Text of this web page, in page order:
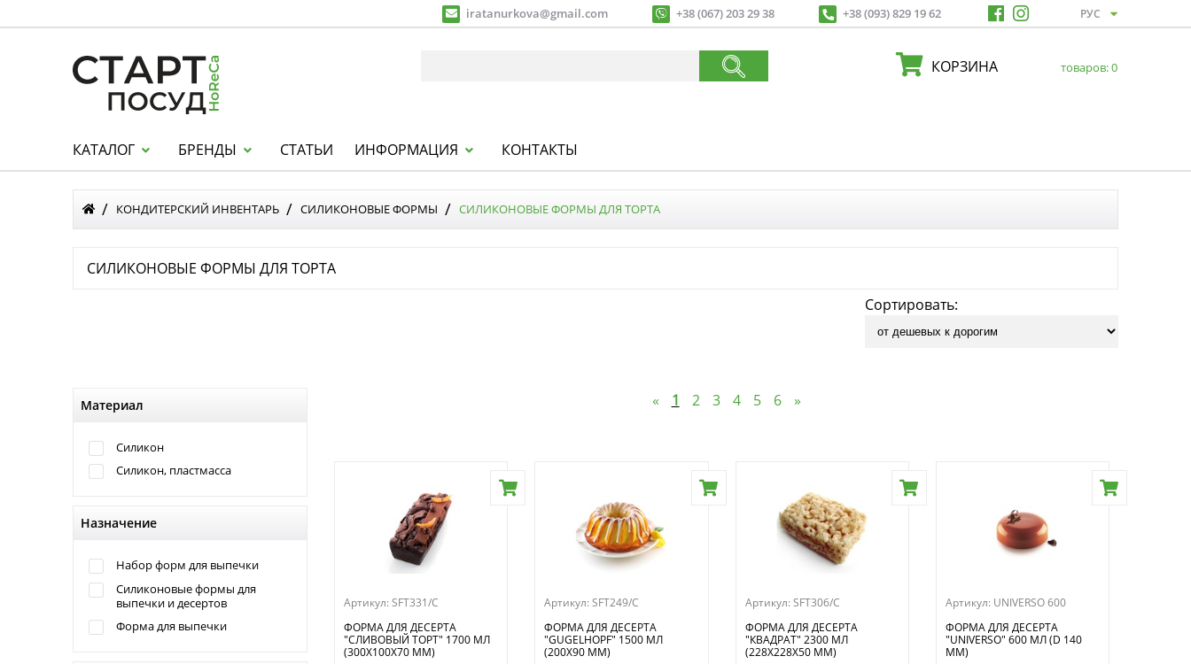
iratanurkova@gmail.com +38 (067) 203 29 38 +38 (093) 829 19 62
КОРЗИНА товаров:0
КАТАЛОГ БРЕНДЫ СТАТЬИ ИНФОРМАЦИЯ КОНТАКТЫ
КОНДИТЕРСКИЙ ИНВЕНТАРЬ СИЛИКОНОВЫЕ ФОРМЫ СИЛИКОНОВЫЕ ФОРМЫ ДЛЯ ТОРТА
СИЛИКОНОВЫЕ ФОРМЫ ДЛЯ ТОРТА
Сортировать:
Материал
Силикон
Силикон, пластмасса
Назначение
Набор форм для выпечки
Силиконовые формы для
выпечки и десертов
Форма для выпечки
« 1 2 3 4 5 6 »
Артикул:SFT331/C
ФОРМА ДЛЯ ДЕСЕРТА
"СЛИВОВЫЙ ТОРТ" 1700 МЛ
(300Х100Х70 ММ)
Артикул:SFT249/C
ФОРМА ДЛЯ ДЕСЕРТА
"GUGELHOPF" 1500 МЛ
(200Х90 ММ)
Артикул: SFT306/C
ФОРМА ДЛЯ ДЕСЕРТА
"КВАДРАТ" 2300 МЛ
(228Х228Х50 ММ)
Артикул: UNIVERSO 600
ФОРМА ДЛЯ ДЕСЕРТА
"UNIVERSO" 600 МЛ (D 140
ММ)